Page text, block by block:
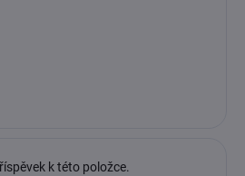
k této položce.